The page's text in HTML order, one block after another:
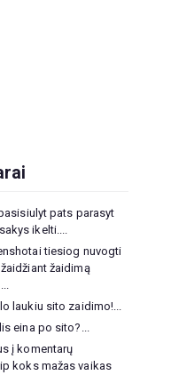
pats parasyt
ikelti....
tiesiog nuvogti
žaidimą
laukiu sito zaidimo!...
eina po sito?...
į komentarų
koks mažas vaikas